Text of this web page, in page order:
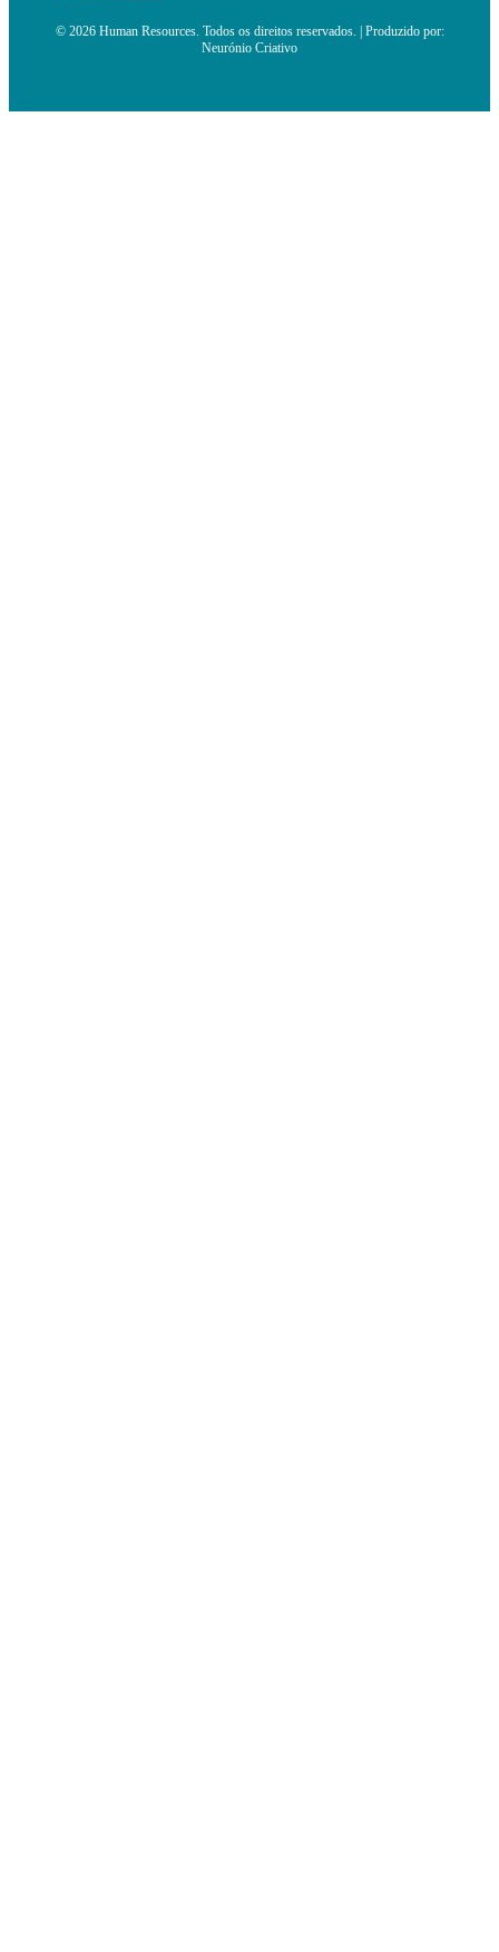
© 2026 Human Resources. Todos os direitos reservados. | Produzido por:
Neurónio Criativo